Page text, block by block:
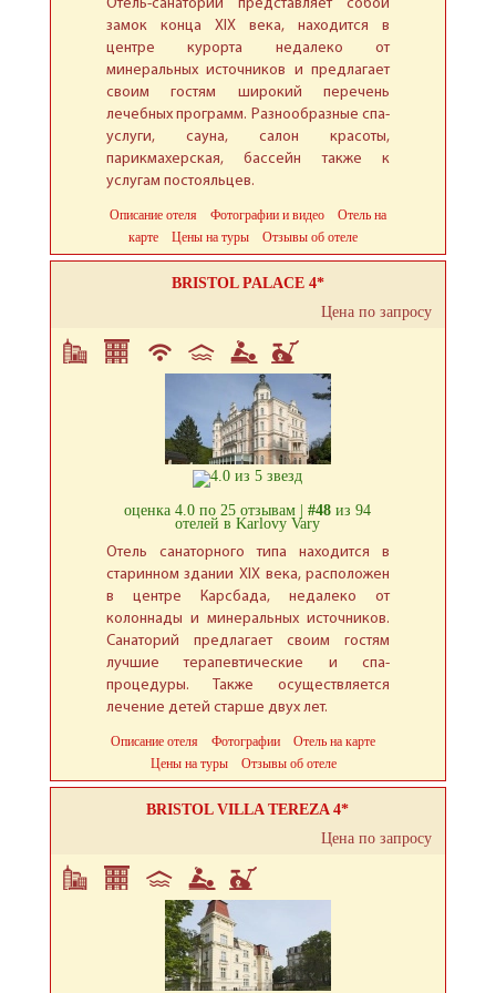
Отель-санаторий представляет собой
замок конца XIX века, находится в
центре курорта недалеко от
минеральных источников и предлагает
своим гостям широкий перечень
лечебных программ. Разнообразные спа-
услуги, сауна, салон красоты,
парикмахерская, бассейн также к
услугам постояльцев.
Описание отеля Фотографии и видео
Отель на
карте
Цены на туры Отзывы об отеле
BRISTOL PALACE 4*
Цена по запросу
оценка 4.0 по 25 отзывам |#48 из 94
отелей в Karlovy Vary
Отель санаторного типа находится в
старинном здании XIX века, расположен
в центре Карсбада, недалеко от
колоннады и минеральных источников.
Санаторий предлагает своим гостям
лучшие терапевтические и спа-
процедуры. Также осуществляется
лечение детей старше двух лет.
Описание отеля Фотографии
Отель на карте
Цены на туры
Отзывы об отеле
BRISTOL VILLA TEREZA 4*
Цена по запросу